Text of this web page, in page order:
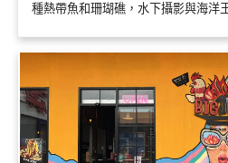
種熱帶魚和珊瑚礁，水下攝影與海洋